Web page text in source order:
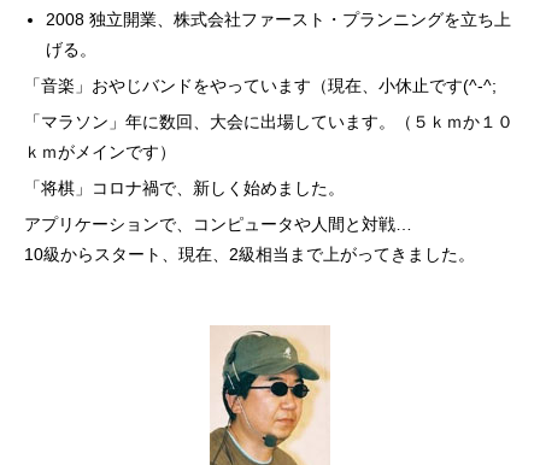
2008 独立開業、株式会社ファースト・プランニングを立ち上
げる。
「音楽」おやじバンドをやっています（現在、小休止です(^-^;
「マラソン」年に数回、大会に出場しています。（５ｋｍか１０
ｋｍがメインです）
「将棋」コロナ禍で、新しく始めました。
アプリケーションで、コンピュータや人間と対戦…
10級からスタート、現在、2級相当まで上がってきました。